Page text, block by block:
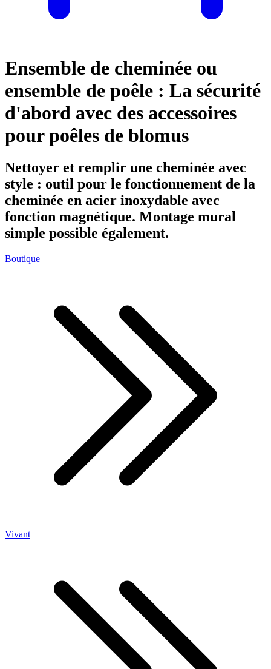
Ensemble de cheminée ou
ensemble de poêle : La sécurité
d'abord avec des accessoires
pour poêles de blomus
Nettoyer et remplir une cheminée avec
style : outil pour le fonctionnement de la
cheminée en acier inoxydable avec
fonction magnétique. Montage mural
simple possible également.
Boutique
Vivant